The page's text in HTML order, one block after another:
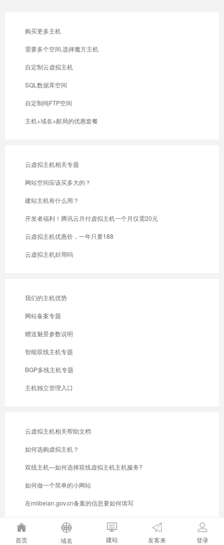
购买更多主机
需要多个空间,选择魔方主机
自定制云虚拟主机
SQL数据库空间
自定制纯FTP空间
主机+域名+邮局的优惠套餐
云虚拟主机相关专题
网站空间应该买多大的？
建站主机有什么用？
开发者福利！腾讯云月付虚拟主机一个月仅需20元
云虚拟主机优惠价，一年只要188
云虚拟主机好用吗
我们的主机优势
网站备案专题
赠送魅景参数说明
智能双线主机专题
BGP多线主机专题
主机独立管理入口
云虚拟主机相关帮助文档
如何选购虚拟主机？
双线主机—如何选择双线虚拟主机主机服务?
如何做一个简单的小网站
在miibeian.gov.cn备案的信息要如何填写
什么是美国虚拟主机？外贸网站必选！
首页 域名 建站 友客来 登录